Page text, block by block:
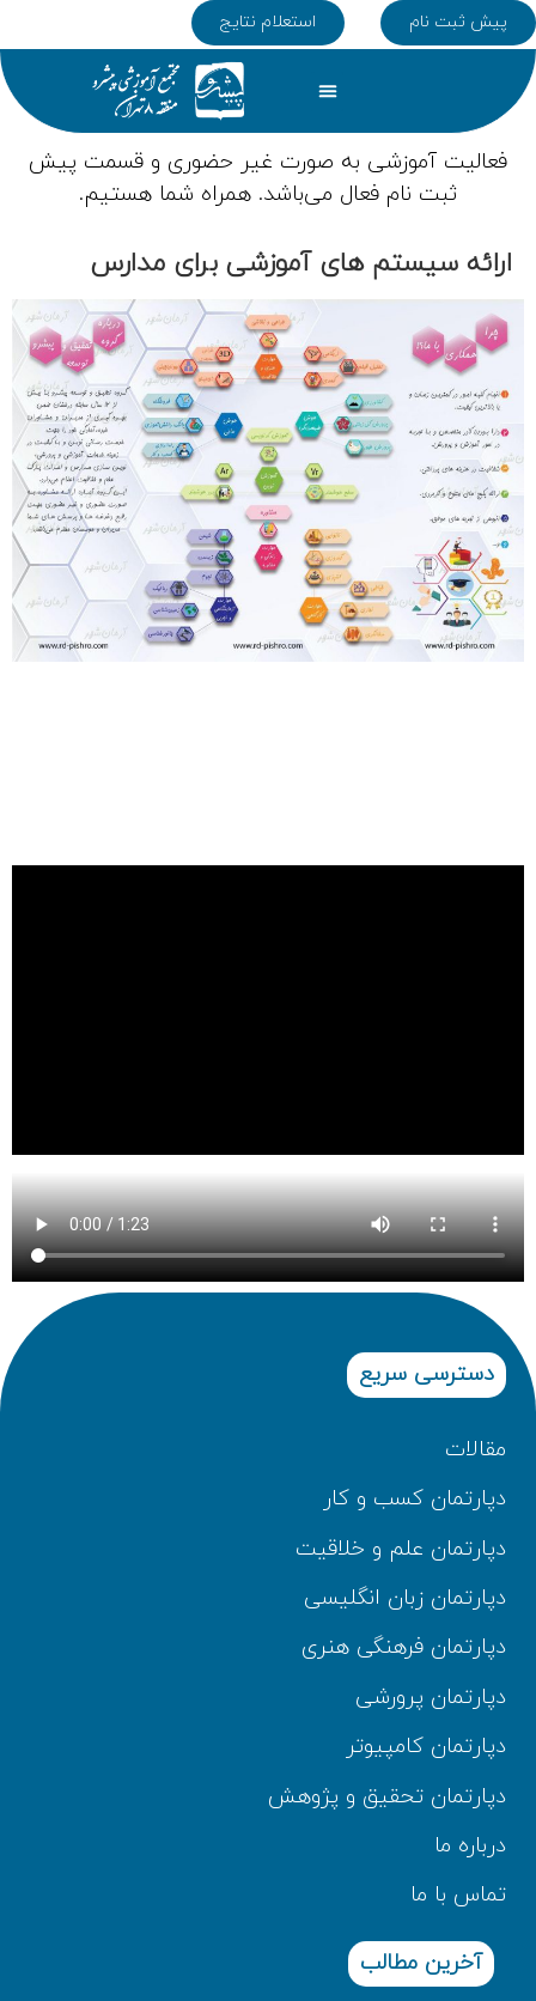
پیش ثبت نام استعلام نتایج
فعالیت آموزشی به صورت غیر حضوری و قسمت پیش
ثبت نام فعال می‌باشد. همراه شما هستیم.
ارائه سیستم های آموزشی برای مدارس
دسترسی سریع
مقالات
دپارتمان کسب و کار
دپارتمان علم و خلاقیت
دپارتمان زبان انگلیسی
دپارتمان فرهنگی هنری
دپارتمان پرورشی
دپارتمان کامپیوتر
دپارتمان تحقیق و پژوهش
درباره ما
تماس با ما
آخرین مطالب